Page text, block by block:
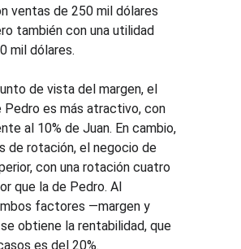
ventas de 250 mil dólares
también con una utilidad
mil dólares.
de vista del margen, el
Pedro es más atractivo, con
al 10% de Juan. En cambio,
de rotación, el negocio de
con una rotación cuatro
que la de Pedro. Al
factores —margen y
obtiene la rentabilidad, que
es del 20%.